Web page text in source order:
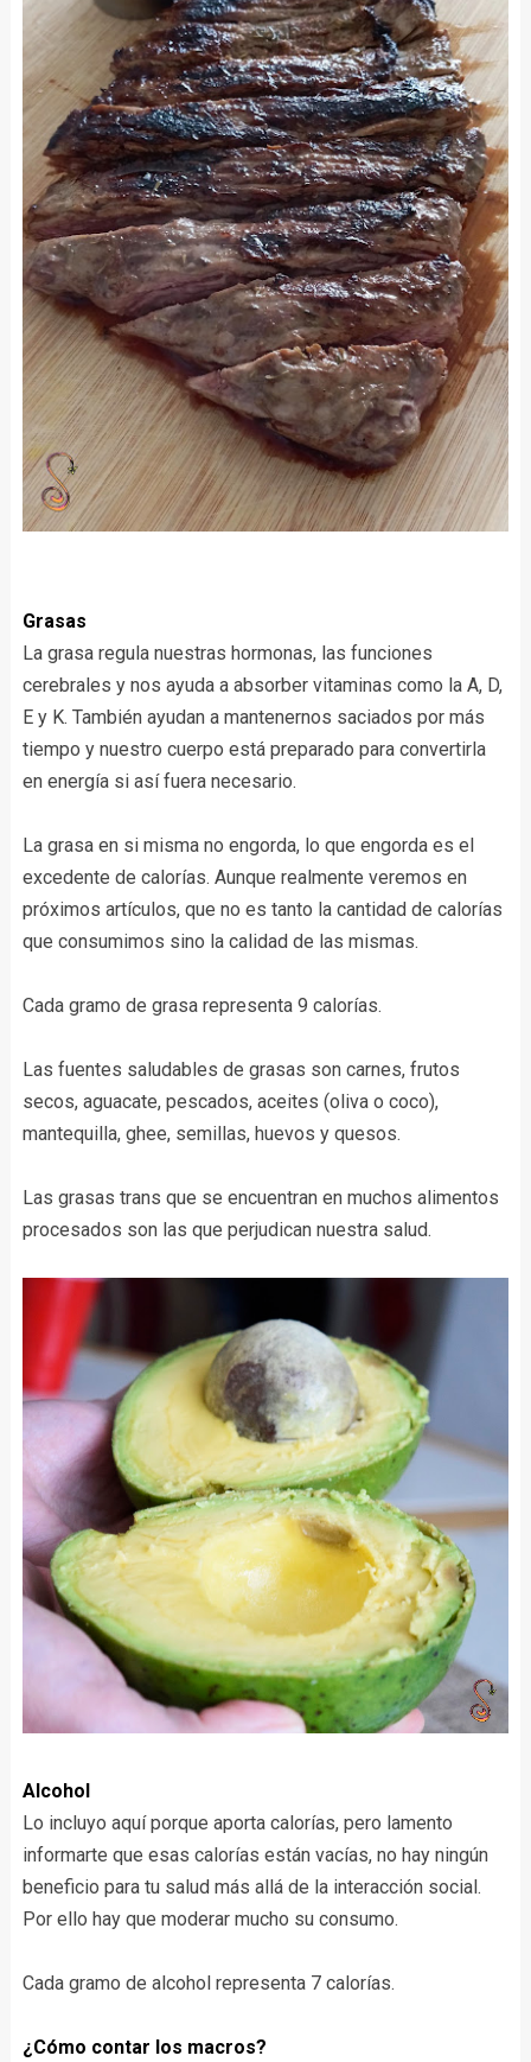
Grasas
La grasa regula nuestras hormonas, las funciones
cerebrales y nos ayuda a absorber vitaminas como la A, D,
E y K. También ayudan a mantenernos saciados por más
tiempo y nuestro cuerpo está preparado para convertirla
en energía si así fuera necesario.
La grasa en si misma no engorda, lo que engorda es el
excedente de calorías. Aunque realmente veremos en
próximos artículos, que no es tanto la cantidad de calorías
que consumimos sino la calidad de las mismas.
Cada gramo de grasa representa 9 calorías.
Las fuentes saludables de grasas son carnes, frutos
secos, aguacate, pescados, aceites (oliva o coco),
mantequilla, ghee, semillas, huevos y quesos.
Las grasas trans que se encuentran en muchos alimentos
procesados son las que perjudican nuestra salud.
Alcohol
Lo incluyo aquí porque aporta calorías, pero lamento
informarte que esas calorías están vacías, no hay ningún
beneficio para tu salud más allá de la interacción social.
Por ello hay que moderar mucho su consumo.
Cada gramo de alcohol representa 7 calorías.
¿Cómo contar los macros?